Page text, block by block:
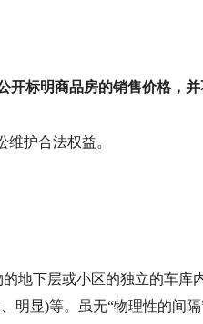
开标明商品房的销售价格，
护合法权益。
地下层或小区的独立的车库
明显)等。虽无“物理性的间